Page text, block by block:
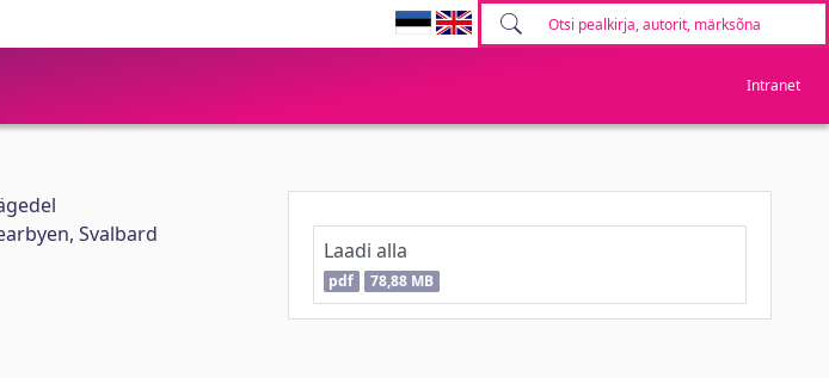
Intranet
Svalbard
Laadi alla
pdf 78,88 MB